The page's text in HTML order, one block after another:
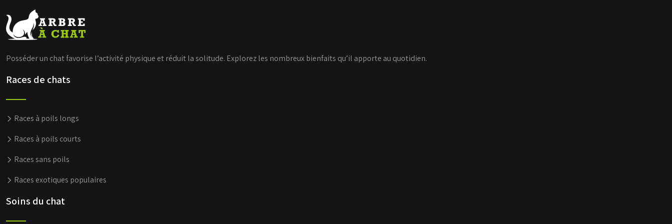
Posséder un chat favorise l’activité physique et réduit la solitude. Explorez les nombreux bienfaits qu’il apporte au quotidien.
Races de chats
Races à poils longs
Races à poils courts
Races sans poils
Races exotiques populaires
Soins du chat